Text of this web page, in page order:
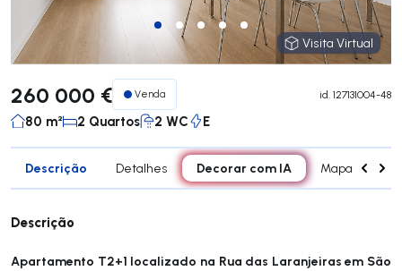
Visita Virtual
Visita Virtual
260 000 € Venda id. 127131004-48
80 m² 2 Quartos 2 WC E
Descrição Detalhes Decorar com IA Mapa
Descrição
Apartamento T2+1 localizado na Rua das Laranjeiras em São